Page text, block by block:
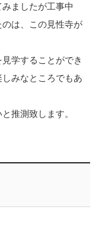
ましたが工事中
は、この見性寺が
学することができ
みなところでもあ
推測致します。